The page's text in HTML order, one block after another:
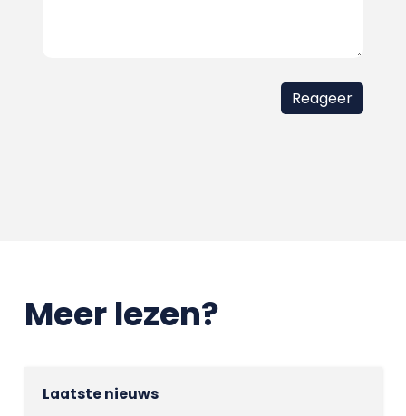
Meer lezen?
Laatste nieuws